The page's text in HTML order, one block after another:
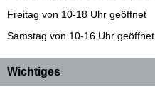
Freitag von 10-18 Uhr geöffnet
Samstag von 10-16 Uhr geöffnet
Wichtiges